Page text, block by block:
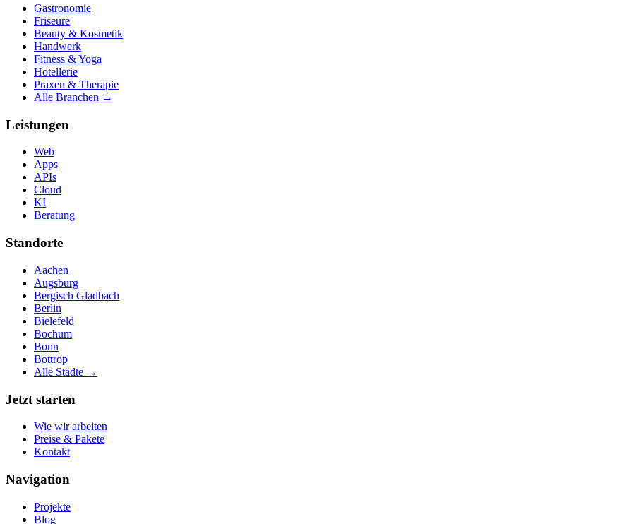
Gastronomie
Friseure
Beauty & Kosmetik
Handwerk
Fitness & Yoga
Hotellerie
Praxen & Therapie
Alle Branchen →
Leistungen
Web
Apps
APIs
Cloud
KI
Beratung
Standorte
Aachen
Augsburg
Bergisch Gladbach
Berlin
Bielefeld
Bochum
Bonn
Bottrop
Alle Städte →
Jetzt starten
Wie wir arbeiten
Preise & Pakete
Kontakt
Navigation
Projekte
Blog